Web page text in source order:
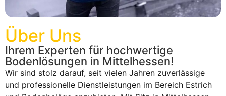
Über Uns
Ihrem Experten für hochwertige
Bodenlösungen in Mittelhessen!
Wir sind stolz darauf, seit vielen Jahren zuverlässige
und professionelle Dienstleistungen im Bereich Estrich